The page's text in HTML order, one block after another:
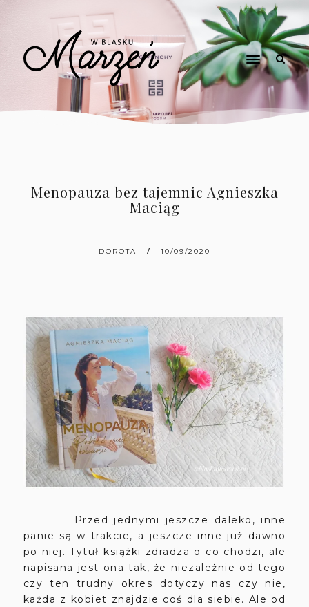
Menopauza bez tajemnic Agnieszka
Maciąg
DOROTA 10/09/2020
Przed jednymi jeszcze daleko, inne
panie są w trakcie, a jeszcze inne już dawno
po niej. Tytuł książki zdradza o co chodzi, ale
napisana jest ona tak, że niezależnie od tego
czy ten trudny okres dotyczy nas czy nie,
każda z kobiet znajdzie coś dla siebie. Ale od